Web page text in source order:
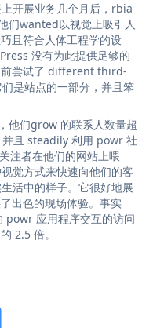
开展业务几个月后，rbia
们wanted以视觉上吸引人
且符合人体工程学的设
没有为此提供足够的
尝试了 different third-
是站点的一部分，并且笨
们grow 的联系人数量超
并且 steadily 利用 powr 社
注者在他们的网站上喂
觉方式来快速向他们的客
活中的样子。它很好地展
出色的现场体验。事实
应用程序交互的访问
2.5 倍。